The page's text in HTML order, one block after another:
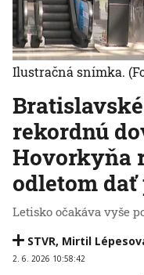
rekordnú
Hovorkyňa
odletom dať
Letisko očakáva vyše
STVR, Mirtil
2. 6. 2026 10:58:42
Ilustračná snímka.